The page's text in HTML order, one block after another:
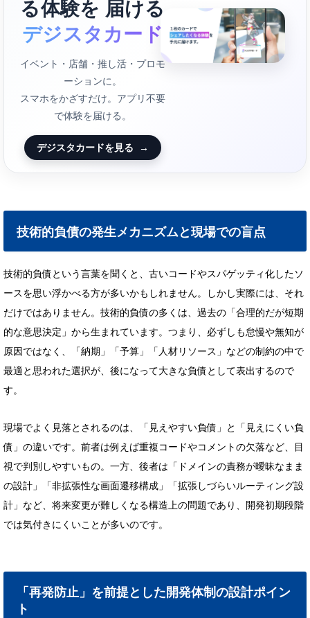
る体験を 届ける
デジスタカード
イベント・店舗・推し活・プロモ
ーションに。
スマホをかざすだけ。アプリ不要
で体験を届ける。
デジスタカードを見る →
技術的負債の発生メカニズムと現場での盲点
技術的負債という言葉を聞くと、古いコードやスパゲッティ化したソ
ースを思い浮かべる方が多いかもしれません。しかし実際には、それ
だけではありません。技術的負債の多くは、過去の「合理的だが短期
的な意思決定」から生まれています。つまり、必ずしも怠慢や無知が
原因ではなく、「納期」「予算」「人材リソース」などの制約の中で
最適と思われた選択が、後になって大きな負債として表出するので
す。
現場でよく見落とされるのは、「見えやすい負債」と「見えにくい負
債」の違いです。前者は例えば重複コードやコメントの欠落など、目
視で判別しやすいもの。一方、後者は「ドメインの責務が曖昧なまま
の設計」「非拡張性な画面遷移構成」「拡張しづらいルーティング設
計」など、将来変更が難しくなる構造上の問題であり、開発初期段階
では気付きにくいことが多いのです。
「再発防止」を前提とした開発体制の設計ポイン
ト